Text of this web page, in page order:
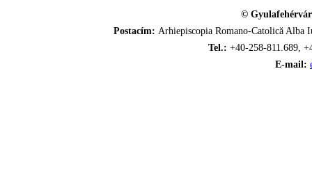
©
Postacím: Arhiepiscopia Romano-Catolică
Tel.: +40-258-811.689,
E-mail: